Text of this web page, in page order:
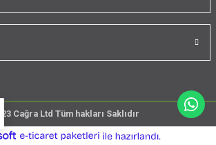
Cağra Ltd Tüm hakları Saklıdır
ideasoft
e-